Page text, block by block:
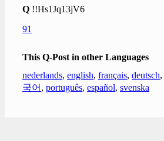
Q !!Hs1Jq13jV6
91
This Q-Post in other Languages
nederlands, english, français, deutsch,
국어 , português, español, svenska